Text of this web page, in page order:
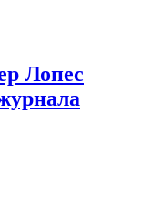
Лопес